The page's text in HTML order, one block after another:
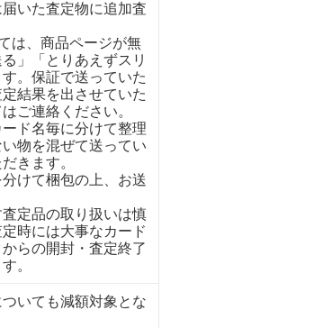
いた査定物に追加査
は、商品ページが無
」「とりあえずスリ
。保証で送っていた
結果を出させていた
ご連絡ください。
ド名毎に分けて整理
物を混ぜて送ってい
きます。
けて梱包の上、お送
定品の取り扱いは慎
時には大事なカード
らの開封・査定終了
。
いても減額対象とな